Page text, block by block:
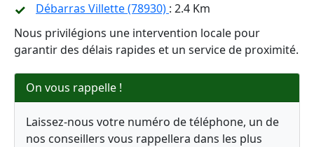
Débarras Villette (78930) : 2.4 Km
Nous privilégions une intervention locale pour
garantir des délais rapides et un service de proximité.
On vous rappelle !
Laissez-nous votre numéro de téléphone, un de
nos conseillers vous rappellera dans les plus